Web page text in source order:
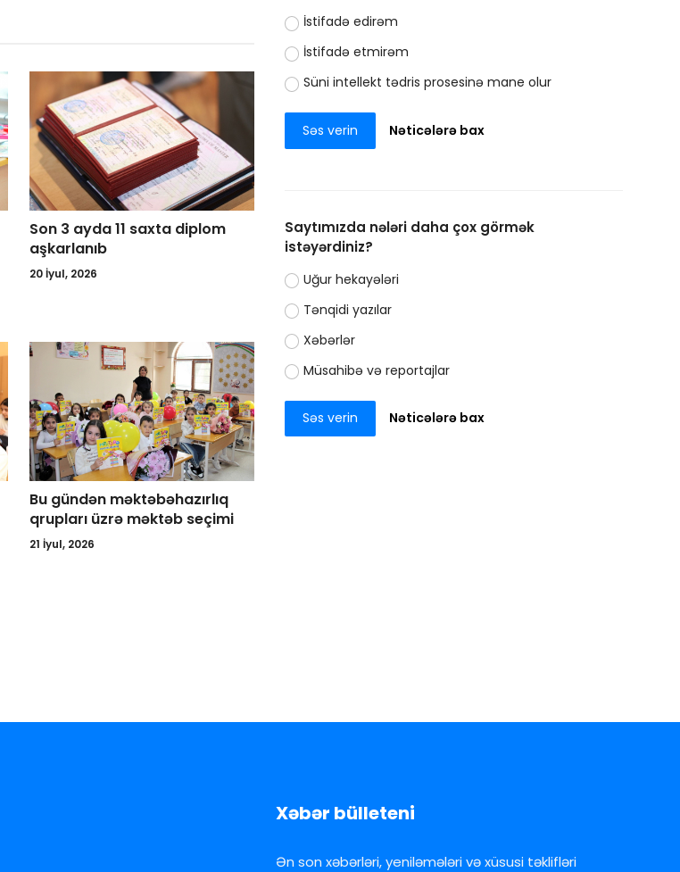
Son 3 ayda 11 saxta diplom
aşkarlanıb
20 İyul, 2026
Bu gündən məktəbəhazırlıq
qrupları üzrə məktəb seçimi
21 İyul, 2026
İstifadə edirəm
İstifadə etmirəm
Süni intellekt tədris prosesinə mane olur
Səs verin Nəticələrə bax
Saytımızda nələri daha çox görmək
istəyərdiniz?
Uğur hekayələri
Tənqidi yazılar
Xəbərlər
Müsahibə və reportajlar
Səs verin Nəticələrə bax
Xəbər bülleteni
Ən son xəbərləri, yeniləmələri və xüsusi təklifləri